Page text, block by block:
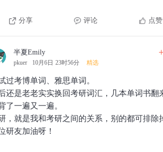
分享 评论 点赞
半夏Emily
pkuer 10月6日 23时56分 精选
过考博单词、雅思单词。
还是老老实实换回考研词汇，几本单词书翻
了一遍又一遍。
，就是我和考研之间的关系，别的都可排除
研友加油呀！